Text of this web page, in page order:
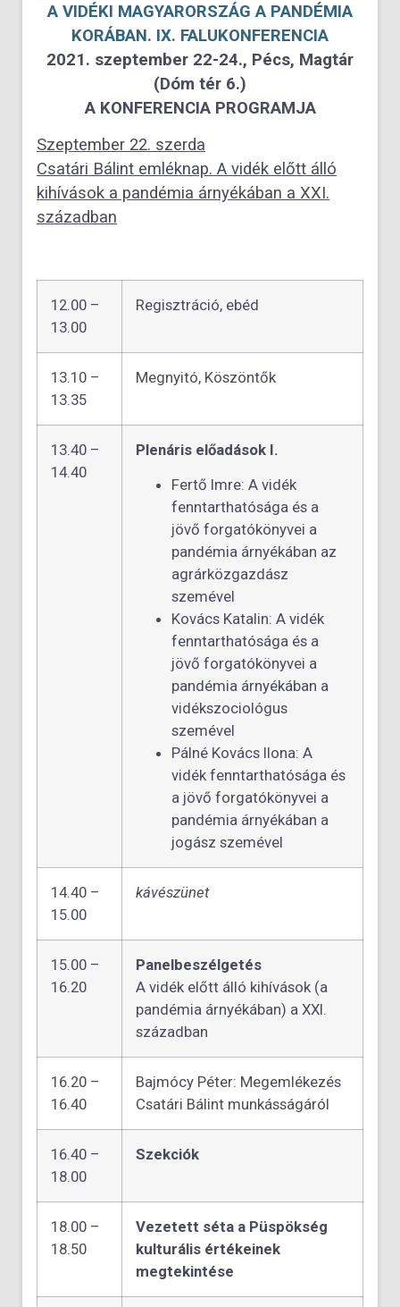
A VIDÉKI MAGYARORSZÁG A PANDÉMIA
KORÁBAN. IX. FALUKONFERENCIA
2021. szeptember 22-24., Pécs, Magtár
(Dóm tér 6.)
A KONFERENCIA PROGRAMJA
Szeptember 22. szerda
Csatári Bálint emléknap. A vidék előtt álló
kihívások a pandémia árnyékában a XXI.
században
12.00 –
13.00
Regisztráció, ebéd
13.10 –
13.35
Megnyitó, Köszöntők
13.40 –
14.40
Plenáris előadások I.
Fertő Imre: A vidék
fenntarthatósága és a
jövő forgatókönyvei a
pandémia árnyékában az
agrárközgazdász
szemével
Kovács Katalin: A vidék
fenntarthatósága és a
jövő forgatókönyvei a
pandémia árnyékában a
vidékszociológus
szemével
Pálné Kovács Ilona: A
vidék fenntarthatósága és
a jövő forgatókönyvei a
pandémia árnyékában a
jogász szemével
14.40 –
15.00
kávészünet
15.00 –
16.20
Panelbeszélgetés
A vidék előtt álló kihívások (a
pandémia árnyékában) a XXI.
században
16.20 –
16.40
Bajmócy Péter: Megemlékezés
Csatári Bálint munkásságáról
16.40 –
18.00
Szekciók
18.00 –
18.50
Vezetett séta a Püspökség
kulturális értékeinek
megtekintése